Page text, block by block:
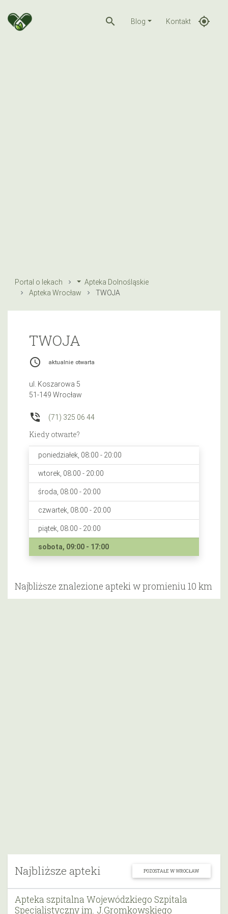
search Blog Kontakt gps_fixed
Portal o lekach
Apteka Dolnośląskie
Apteka Wrocław
TWOJA
Najbliższe apteki POZOSTAŁE W WROCŁAW
Apteka szpitalna Wojewódzkiego Szpitala
Specjalistyczny im. J.Gromkowskiego
TWOJA
access_time aktualnie otwarta
ul. Koszarowa 5
51-149 Wrocław
phone_in_talk (71) 325 06 44
Kiedy otwarte?
poniedziałek, 08:00 - 20:00
wtorek, 08:00 - 20:00
środa, 08:00 - 20:00
czwartek, 08:00 - 20:00
piątek, 08:00 - 20:00
sobota, 09:00 - 17:00
Najbliższe znalezione apteki w promieniu 10 km